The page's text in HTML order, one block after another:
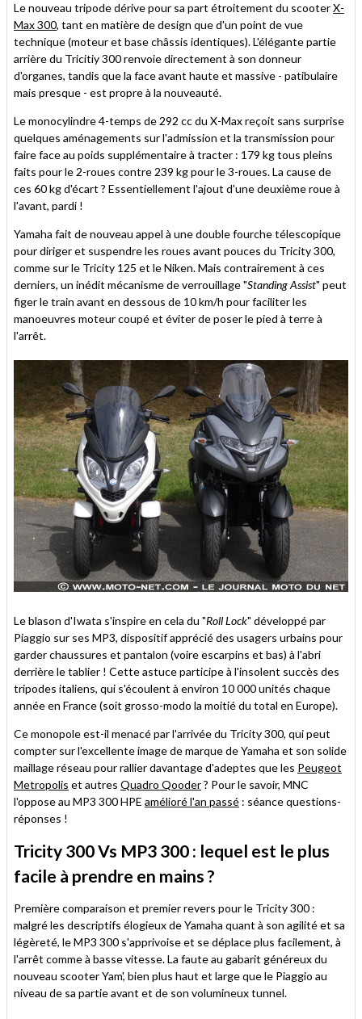
Le nouveau tripode dérive pour sa part étroitement du scooterX-
Max 300, tant en matière de design que d'un point de vue
technique (moteur et base châssis identiques). L'élégante partie
arrière du Tricitiy 300 renvoie directement à son donneur
d'organes, tandis que la face avant haute et massive - patibulaire
mais presque - est propre à la nouveauté.
Le monocylindre 4-temps de 292 cc du X-Max reçoit sans surprise
quelques aménagements sur l'admission et la transmission pour
faire face au poids supplémentaire à tracter : 179 kg tous pleins
faits pour le 2-roues contre 239 kg pour le 3-roues. La cause de
ces 60 kg d'écart ? Essentiellement l'ajout d'une deuxième roue à
l'avant, pardi !
Yamaha fait de nouveau appel à une double fourche télescopique
pour diriger et suspendre les roues avant pouces du Tricity 300,
comme sur le Tricity 125 et le Niken. Mais contrairement à ces
derniers, un inédit mécanisme de verrouillage "Standing Assist" peut
figer le train avant en dessous de 10 km/h pour faciliter les
manoeuvres moteur coupé et éviter de poser le pied à terre à
l'arrêt.
Le blason d'Iwata s'inspire en cela du "Roll Lock" développé par
Piaggio sur ses MP3, dispositif apprécié des usagers urbains pour
garder chaussures et pantalon (voire escarpins et bas) à l'abri
derrière le tablier ! Cette astuce participe à l'insolent succès des
tripodes italiens, qui s'écoulent à environ 10 000 unités chaque
année en France (soit grosso-modo la moitié du total en Europe).
Ce monopole est-il menacé par l'arrivée du Tricity 300, qui peut
compter sur l'excellente image de marque de Yamaha et son solide
maillage réseau pour rallier davantage d'adeptes que les Peugeot
Metropolis et autres Quadro Qooder? Pour le savoir, MNC
l'oppose au MP3 300 HPE amélioré l'an passé : séance questions-
réponses !
Tricity 300 Vs MP3 300 : lequel est le plus
facile à prendre en mains ?
Première comparaison et premier revers pour le Tricity 300 :
malgré les descriptifs élogieux de Yamaha quant à son agilité et sa
légèreté, le MP3 300 s'apprivoise et se déplace plus facilement, à
l'arrêt comme à basse vitesse. La faute au gabarit généreux du
nouveau scooter Yam', bien plus haut et large que le Piaggio au
niveau de sa partie avant et de son volumineux tunnel.